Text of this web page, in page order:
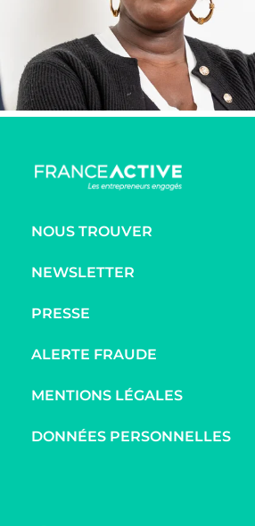
NOUS TROUVER
NEWSLETTER
PRESSE
ALERTE FRAUDE
MENTIONS LÉGALES
DONNÉES PERSONNELLES